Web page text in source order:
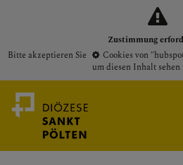
Zustimmung
Bitte akzeptieren Sie
Cookies von
um diesen Inhalt sehen